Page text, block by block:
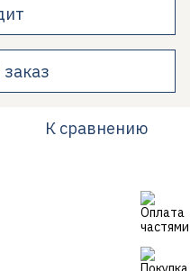
К сравнению